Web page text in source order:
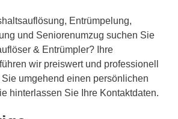
Entrümpelung,
und Seniorenumzug suchen Sie
& Entrümpler? Ihre
wir preiswert und professionell
umgehend einen persönlichen
hinterlassen Sie Ihre Kontaktdaten.